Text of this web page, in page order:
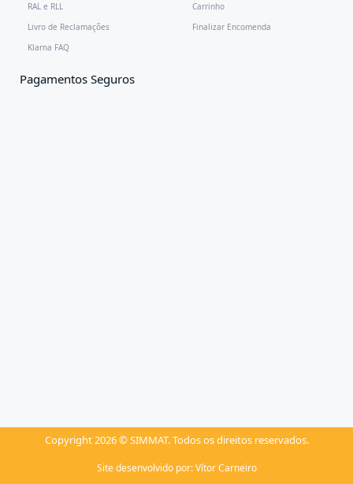
RAL e RLL
Livro de Reclamações
Klarna FAQ
Carrinho
Finalizar Encomenda
Pagamentos Seguros
Copyright 2026 © SIMMAT. Todos os direitos reservados.
Site desenvolvido por: Vítor Carneiro